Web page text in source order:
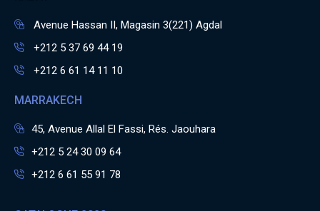
Avenue Hassan II, Magasin 3(221) Agdal
+212 5 37 69 44 19
+212 6 61 14 11 10
MARRAKECH
45, Avenue Allal El Fassi, Rés. Jaouhara
+212 5 24 30 09 64
+212 6 61 55 91 78